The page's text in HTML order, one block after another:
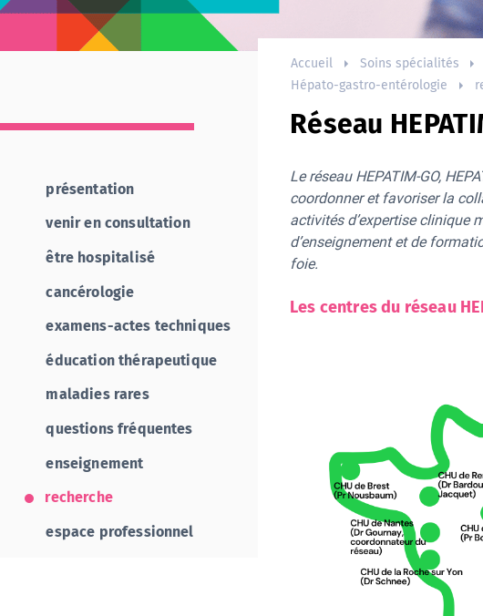
Accueil Soins spécialités
Hépato-gastro-entérologie
Réseau
Le réseau HEPATIM-GO,
coordonner et favoriser la
activités d’expertise clinique
d’enseignement et de
foie.
Les centres du réseau
présentation
venir en consultation
être hospitalisé
cancérologie
examens-actes techniques
éducation thérapeutique
maladies rares
questions fréquentes
enseignement
recherche
espace professionnel